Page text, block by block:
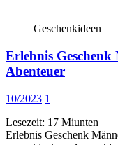
Geschenkideen
Erlebnis Geschenk
Abenteuer
10/2023 1
Lesezeit: 17 Miunten
Erlebnis Geschenk